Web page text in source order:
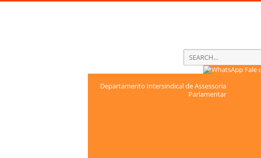
Fale
Departamento Intersindical de Assessoria
Parlamentar